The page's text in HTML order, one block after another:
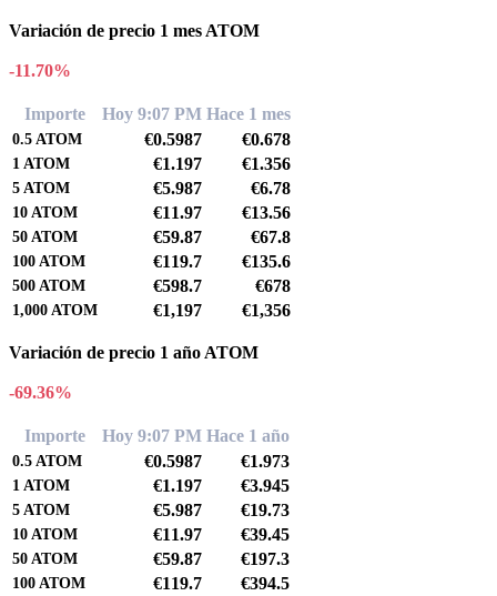
Variación de precio 1 mes ATOM
-11.70%
Importe Hoy 9:07 PM Hace 1 mes
0.5 ATOM €0.5987 €0.678
1 ATOM €1.197 €1.356
5 ATOM €5.987 €6.78
10 ATOM €11.97 €13.56
50 ATOM €59.87 €67.8
100 ATOM €119.7 €135.6
500 ATOM €598.7 €678
1,000 ATOM €1,197 €1,356
Variación de precio 1 año ATOM
-69.36%
Importe Hoy 9:07 PM Hace 1 año
0.5 ATOM €0.5987 €1.973
1 ATOM €1.197 €3.945
5 ATOM €5.987 €19.73
10 ATOM €11.97 €39.45
50 ATOM €59.87 €197.3
100 ATOM €119.7 €394.5